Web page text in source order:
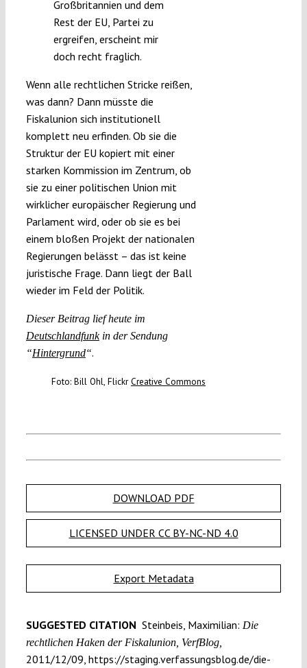
Großbritannien und dem
Rest der EU, Partei zu
ergreifen, erscheint mir
doch recht fraglich.
Wenn alle rechtlichen Stricke reißen,
was dann? Dann müsste die
Fiskalunion sich institutionell
komplett neu erfinden. Ob sie die
Struktur der EU kopiert mit einer
starken Kommission im Zentrum, ob
sie zu einer politischen Union mit
wirklicher europäischer Regierung und
Parlament wird, oder ob sie es bei
einem bloßen Projekt der nationalen
Regierungen belässt – das ist keine
juristische Frage. Dann liegt der Ball
wieder im Feld der Politik.
Dieser Beitrag lief heute im
Deutschlandfunkin der Sendung
“Hintergrund“.
Foto: Bill Ohl, FlickrCreative Commons
DOWNLOAD PDF
LICENSED UNDER CC BY-NC-ND 4.0
Export Metadata
SUGGESTED CITATION Steinbeis, Maximilian: Die
rechtlichen Haken der Fiskalunion, VerfBlog,
2011/12/09, https://staging.verfassungsblog.de/die-